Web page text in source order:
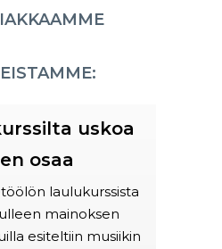
uskoa
osaa
laulukurssista
mainoksen
esiteltiin musiikin